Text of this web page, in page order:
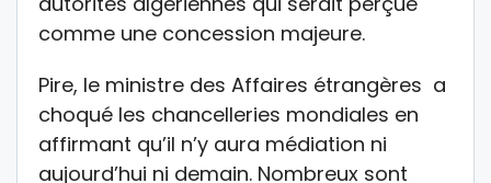
comme une concession majeure.
Pire, le ministre des Affaires étrangères a
choqué les chancelleries mondiales en
affirmant qu’il n’y aura médiation ni
aujourd’hui ni demain. Nombreux sont